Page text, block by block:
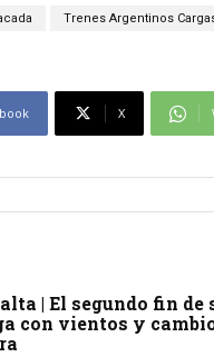
Trenes Argentinos
X
| El segundo fin de
con vientos y